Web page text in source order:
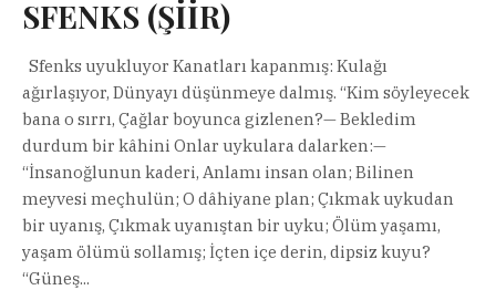
SFENKS (ŞİİR)
Sfenks uyukluyor Kanatları kapanmış: Kulağı
ağırlaşıyor, Dünyayı düşünmeye dalmış. “Kim söyleyecek
bana o sırrı, Çağlar boyunca gizlenen?— Bekledim
durdum bir kâhini Onlar uykulara dalarken:—
“İnsanoğlunun kaderi, Anlamı insan olan; Bilinen
meyvesi meçhulün; O dâhiyane plan; Çıkmak uykudan
bir uyanış, Çıkmak uyanıştan bir uyku; Ölüm yaşamı,
yaşam ölümü sollamış; İçten içe derin, dipsiz kuyu?
“Güneş...